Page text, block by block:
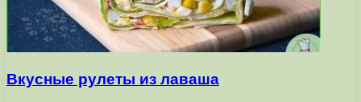
Вкусные рулеты из лаваша